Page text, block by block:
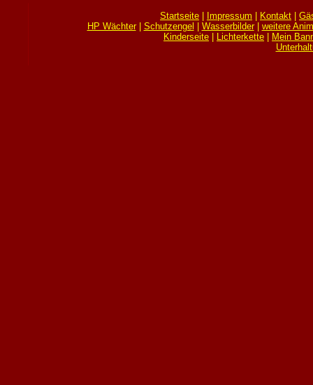
Startseite Impressum Kontakt
HP Wächter| Schutzengel Wasserbilder| weitere
Kinderseite
Lichterkette
Mein